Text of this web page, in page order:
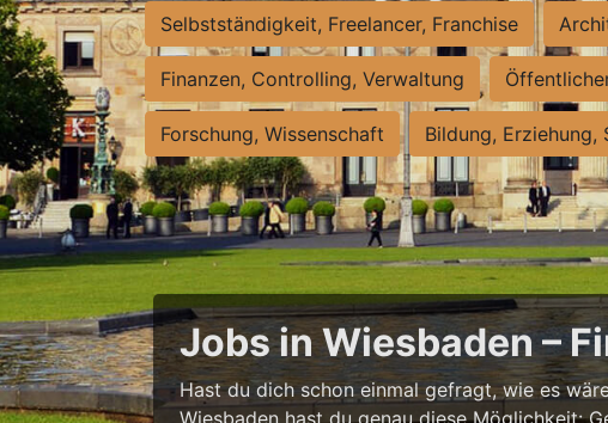
Selbstständigkeit, Freelancer, Franchise
Finanzen, Controlling, Verwaltung
Forschung, Wissenschaft Bildung, Erziehung,
Jobs in Wiesbaden –
Hast du dich schon einmal gefragt, wie es